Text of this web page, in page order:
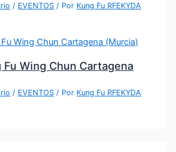
/ EVENTOS / Por Kung Fu RFEKYDA
Fu Wing Chun Cartagena
/ EVENTOS / Por Kung Fu RFEKYDA